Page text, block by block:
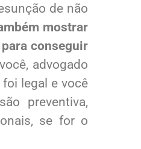
de não
mostrar
conseguir
advogado
legal e você
preventiva,
se for o